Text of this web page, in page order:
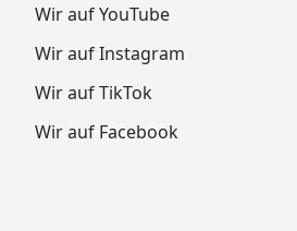
Wir auf YouTube
Wir auf Instagram
Wir auf TikTok
Wir auf Facebook